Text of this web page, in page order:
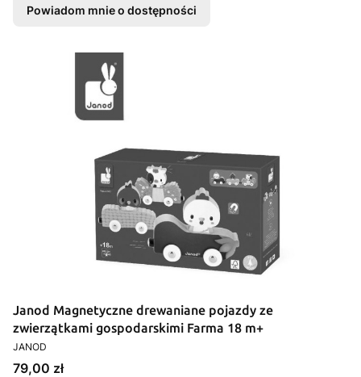
Powiadom mnie o dostępności
Janod Magnetyczne drewaniane pojazdy ze
zwierzątkami gospodarskimi Farma 18 m+
PRODUCENT
JANOD
Cena
79,00 zł